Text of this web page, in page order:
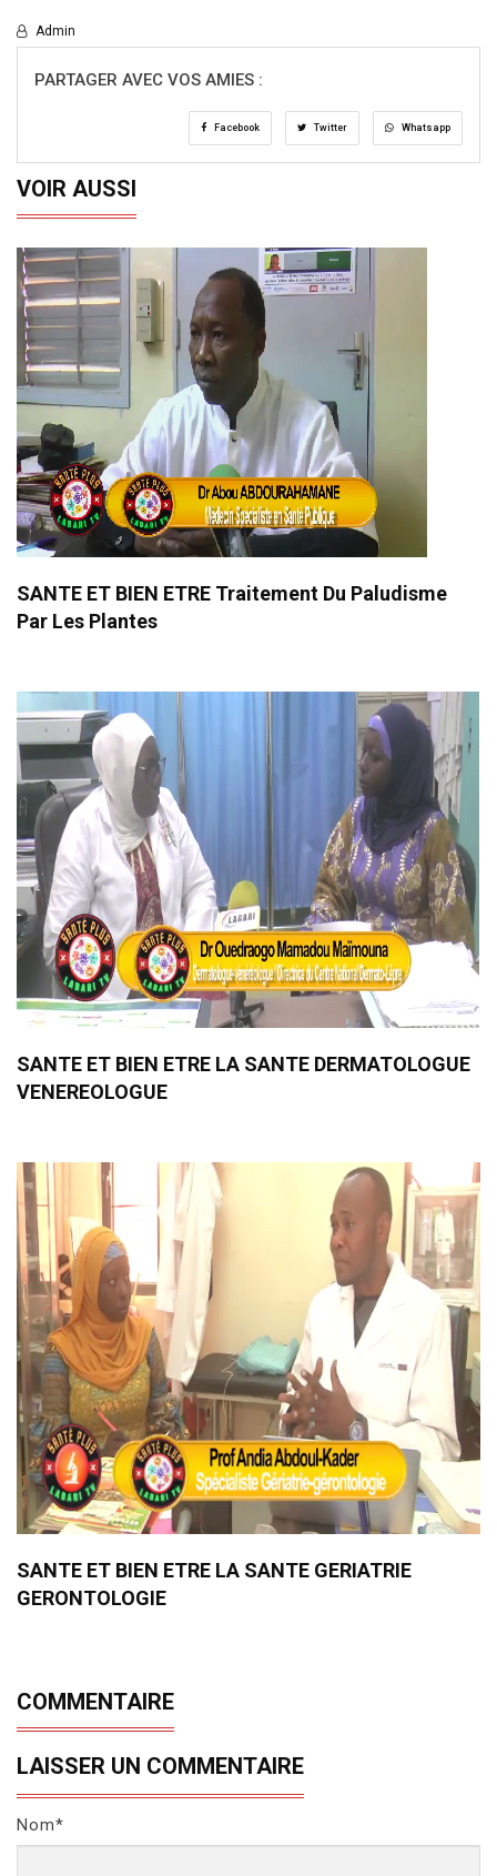
Admin
PARTAGER AVEC VOS AMIES :
Facebook Twitter Whatsapp
VOIR AUSSI
SANTE ET BIEN ETRE Traitement Du Paludisme
Par Les Plantes
SANTE ET BIEN ETRE LA SANTE DERMATOLOGUE
VENEREOLOGUE
SANTE ET BIEN ETRE LA SANTE GERIATRIE
GERONTOLOGIE
COMMENTAIRE
LAISSER UN COMMENTAIRE
Nom*